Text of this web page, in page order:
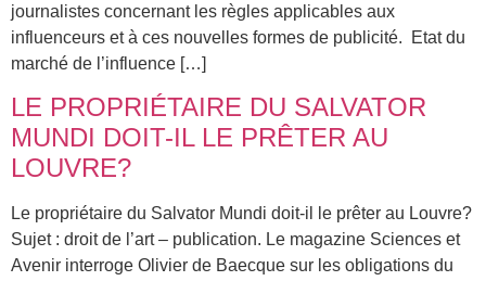
journalistes concernant les règles applicables aux
influenceurs et à ces nouvelles formes de publicité. Etat du
marché de l’influence […]
LE PROPRIÉTAIRE DU SALVATOR
MUNDI DOIT-IL LE PRÊTER AU
LOUVRE?
Le propriétaire du Salvator Mundi doit-il le prêter au Louvre?
Sujet : droit de l’art – publication. Le magazine Sciences et
Avenir interroge Olivier de Baecque sur les obligations du